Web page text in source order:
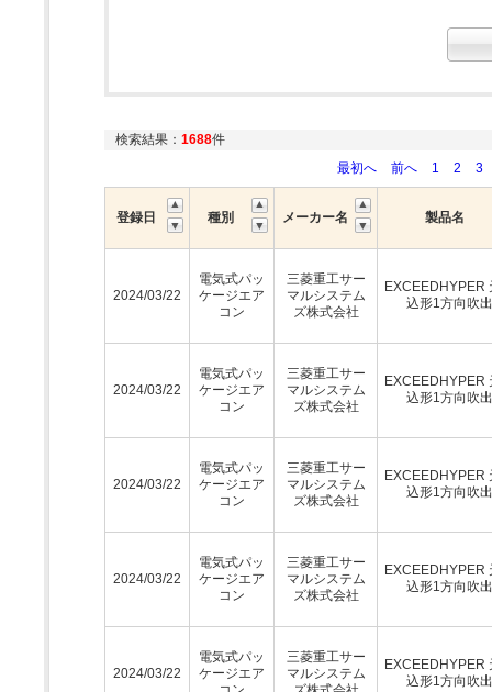
検索結果： 1688件
最初へ
前へ 1 2 3
登録日 種別 メーカー名 製品名
2024/03/22
電気式パッ
ケージエア
コン
三菱重工サー
マルシステム
ズ株式会社
EXCEEDHYPER
込形1方向吹
2024/03/22
電気式パッ
ケージエア
コン
三菱重工サー
マルシステム
ズ株式会社
EXCEEDHYPER
込形1方向吹
2024/03/22
電気式パッ
ケージエア
コン
三菱重工サー
マルシステム
ズ株式会社
EXCEEDHYPER
込形1方向吹
2024/03/22
電気式パッ
ケージエア
コン
三菱重工サー
マルシステム
ズ株式会社
EXCEEDHYPER
込形1方向吹
2024/03/22
電気式パッ
ケージエア
三菱重工サー
マルシステム
EXCEEDHYPER
込形1方向吹